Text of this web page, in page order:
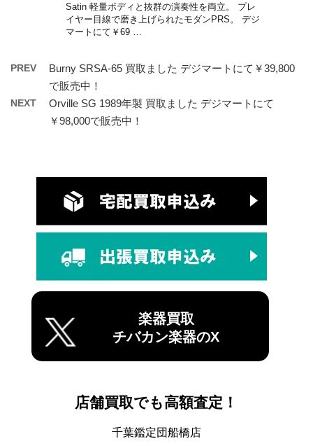
Satin 軽量ボディと抜群の演奏性を両立。 プレ
イヤー目線で磨き上げられたモダンPRS。 デジ
マートにて￥69 …
PREV
Burny SRSA-65 買取ました デジマートにて￥39,800
で販売中！
NEXT
Orville SG 1989年製 買取ました デジマートにて
￥98,000で販売中！
楽器買取
チバカン楽器のX
店舗買取でも高額査定！
千葉鑑定団船橋店